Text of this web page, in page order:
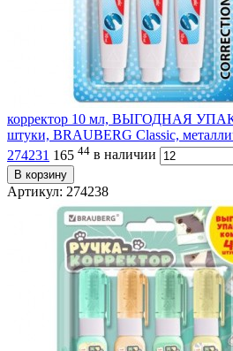
корректор 10 мл, ВЫГОДНАЯ
штуки, BRAUBERG Сlassic,
274231 165 44 в наличии
В корзину
Артикул: 274238